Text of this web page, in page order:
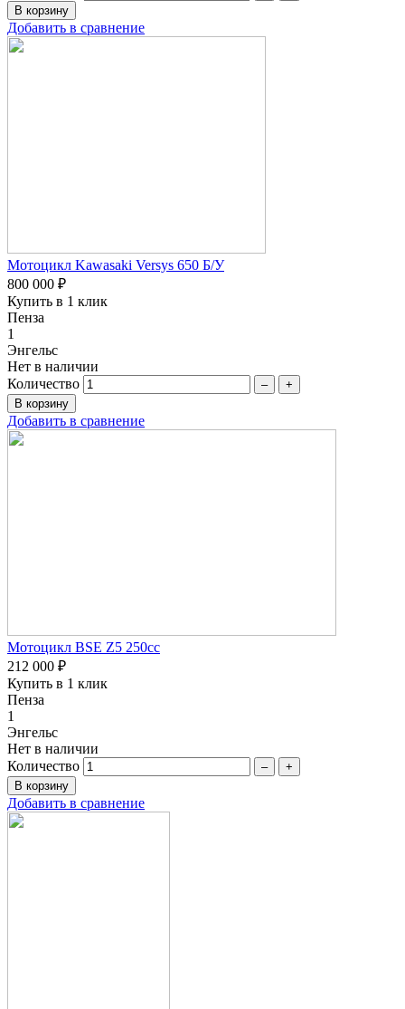
Добавить в сравнение
Мотоцикл Kawasaki Versys 650 Б/У
800 000 ₽
Купить в 1 клик
Пенза
1
Энгельс
Нет в наличии
Количество
– +
Добавить в сравнение
Мотоцикл BSE Z5 250сс
212 000 ₽
Купить в 1 клик
Пенза
1
Энгельс
Нет в наличии
Количество
– +
Добавить в сравнение